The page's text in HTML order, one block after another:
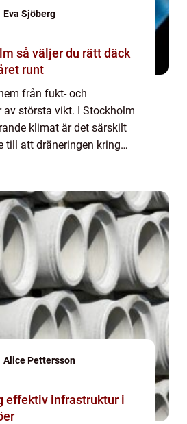
Eva Sjöberg
runt
från fukt- och
av största vikt. I Stockholm
klimat är det särskilt
till att dräneringen kring
Alice Pettersson
i